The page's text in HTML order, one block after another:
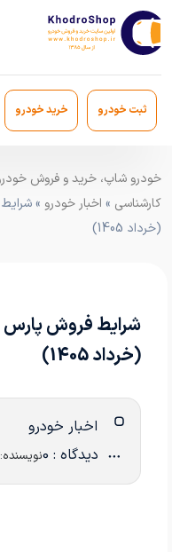
ثبت خودرو خرید خودرو
کارشناسی » اخبار خودرو
(خرداد 1405)
(خرداد 1405)
اخبار خودرو
دیدگاه : 0 نویسنده: